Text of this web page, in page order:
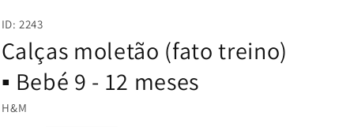
g
ID: 2243
Calças moletão (fato treino)
▪️ Bebé 9 - 12 meses
H&M